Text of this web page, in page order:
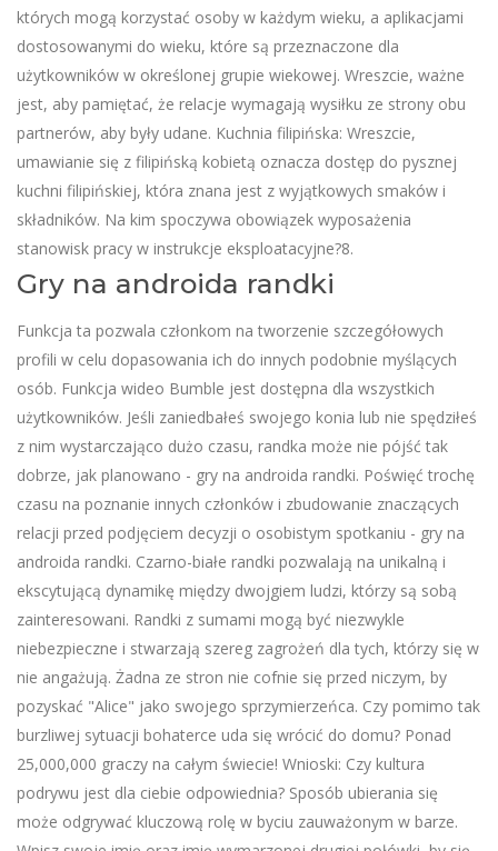
których mogą korzystać osoby w każdym wieku, a aplikacjami
dostosowanymi do wieku, które są przeznaczone dla
użytkowników w określonej grupie wiekowej. Wreszcie, ważne
jest, aby pamiętać, że relacje wymagają wysiłku ze strony obu
partnerów, aby były udane. Kuchnia filipińska: Wreszcie,
umawianie się z filipińską kobietą oznacza dostęp do pysznej
kuchni filipińskiej, która znana jest z wyjątkowych smaków i
składników. Na kim spoczywa obowiązek wyposażenia
stanowisk pracy w instrukcje eksploatacyjne?8.
Gry na androida randki
Funkcja ta pozwala członkom na tworzenie szczegółowych
profili w celu dopasowania ich do innych podobnie myślących
osób. Funkcja wideo Bumble jest dostępna dla wszystkich
użytkowników. Jeśli zaniedbałeś swojego konia lub nie spędziłeś
z nim wystarczająco dużo czasu, randka może nie pójść tak
dobrze, jak planowano - gry na androida randki. Poświęć trochę
czasu na poznanie innych członków i zbudowanie znaczących
relacji przed podjęciem decyzji o osobistym spotkaniu - gry na
androida randki. Czarno-białe randki pozwalają na unikalną i
ekscytującą dynamikę między dwojgiem ludzi, którzy są sobą
zainteresowani. Randki z sumami mogą być niezwykle
niebezpieczne i stwarzają szereg zagrożeń dla tych, którzy się w
nie angażują. Żadna ze stron nie cofnie się przed niczym, by
pozyskać "Alice" jako swojego sprzymierzeńca. Czy pomimo tak
burzliwej sytuacji bohaterce uda się wrócić do domu? Ponad
25,000,000 graczy na całym świecie! Wnioski: Czy kultura
podrywu jest dla ciebie odpowiednia? Sposób ubierania się
może odgrywać kluczową rolę w byciu zauważonym w barze.